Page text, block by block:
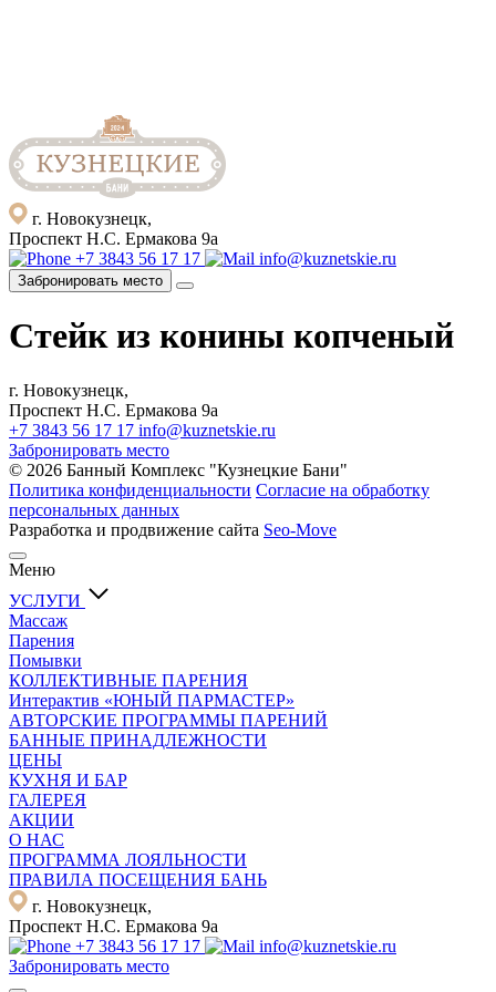
г. Новокузнецк,
Проспект Н.С. Ермакова 9а
+7 3843 56 17 17
info@kuznetskie.ru
Забронировать место
Стейк из конины копченый
г. Новокузнецк,
Проспект Н.С. Ермакова 9а
+7 3843 56 17 17 info@kuznetskie.ru
Забронировать место
© 2026 Банный Комплекс "Кузнецкие Бани"
Политика конфиденциальности Согласие на обработку
персональных данных
Разработка и продвижение сайта Seo-Move
Меню
УСЛУГИ
Массаж
Парения
Помывки
КОЛЛЕКТИВНЫЕ ПАРЕНИЯ
Интерактив «ЮНЫЙ ПАРМАСТЕР»
АВТОРСКИЕ ПРОГРАММЫ ПАРЕНИЙ
БАННЫЕ ПРИНАДЛЕЖНОСТИ
ЦЕНЫ
КУХНЯ И БАР
ГАЛЕРЕЯ
АКЦИИ
О НАС
ПРОГРАММА ЛОЯЛЬНОСТИ
ПРАВИЛА ПОСЕЩЕНИЯ БАНЬ
г. Новокузнецк,
Проспект Н.С. Ермакова 9а
+7 3843 56 17 17
info@kuznetskie.ru
Забронировать место